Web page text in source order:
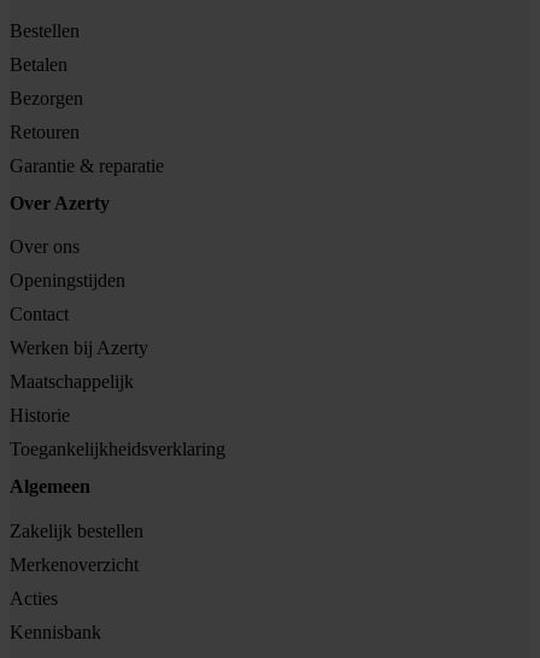
Bestellen
Betalen
Bezorgen
Retouren
Garantie & reparatie
Over Azerty
Over ons
Openingstijden
Contact
Werken bij Azerty
Maatschappelijk
Historie
Toegankelijkheidsverklaring
Algemeen
Zakelijk bestellen
Merkenoverzicht
Acties
Kennisbank